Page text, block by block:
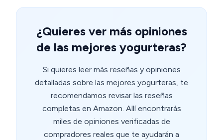
sorpresa original, útil y diferente. Desde entonces, me
han contado que la usan muchísimo en casa. Están
caseros, controlar los ingredientes y disfrutar de algo
hecho por ellos mismos. Dicen que funciona a la
práctico, económico y con ese toque especial que
demuestra cariño. Aunque no lo haya usado yo
personalmente, ver lo contentos que están y lo bien que
¿Quieres ver más opiniones
de las mejores yogurteras?
Si quieres leer más reseñas y opiniones
detalladas sobre las mejores yogurteras, te
recomendamos revisar las reseñas
completas en Amazon. Allí encontrarás
miles de opiniones verificadas de
compradores reales que te ayudarán a